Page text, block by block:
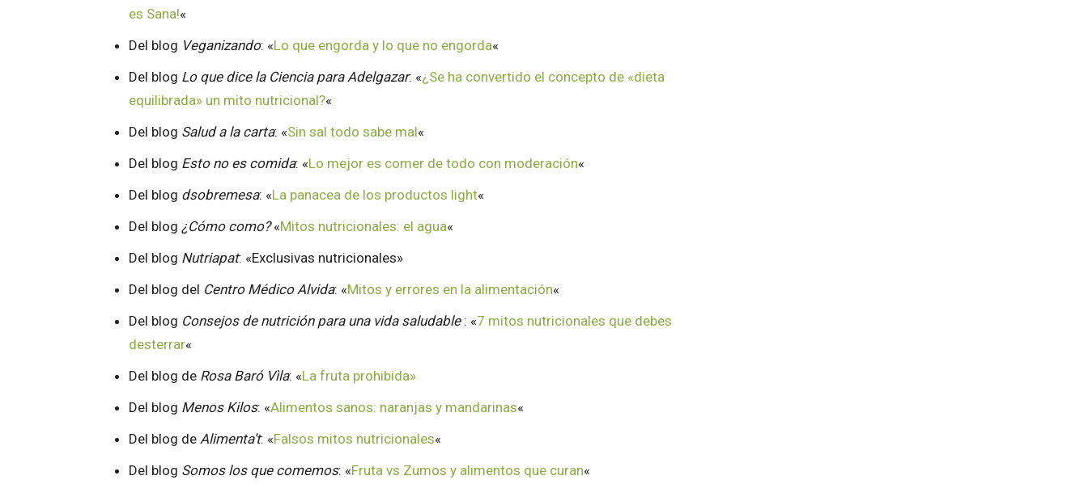
es Sana!«
Del blog Veganizando: «Lo que engorda y lo que no engorda«
Del blog Lo que dice la Ciencia para Adelgazar: «¿Se ha convertido el concepto de «dieta
equilibrada» un mito nutricional?«
Del blog Salud a la carta: «Sin sal todo sabe mal«
Del blog Esto no es comida: «Lo mejor es comer de todo con moderación«
Del blog dsobremesa: «La panacea de los productos light«
Del blog ¿Cómo como?«Mitos nutricionales: el agua«
Del blog Nutriapat: «Exclusivas nutricionales»
Del blog del Centro Médico Alvida: «Mitos y errores en la alimentación«
Del blog Consejos de nutrición para una vida saludable: «7 mitos nutricionales que debes
desterrar«
Del blog de Rosa Baró Vìla: «La fruta prohibida»
Del blog Menos Kilos: «Alimentos sanos: naranjas y mandarinas«
Del blog de Alimenta’t: «Falsos mitos nutricionales«
Del blog Somos los que comemos: «Fruta vs Zumos y alimentos que curan«